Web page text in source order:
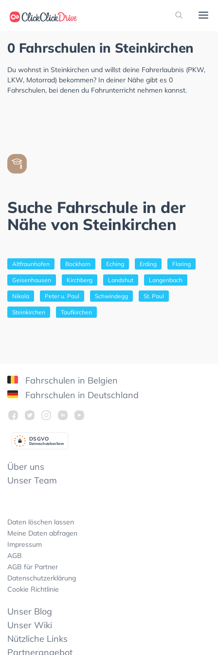
0 Fahrschulen in Steinkirchen
Du wohnst in Steinkirchen und willst deine Fahrerlaubnis (PKW,
LKW, Motorrad) bekommen? In deiner Nähe gibt es 0
Fahrschulen, bei denen du Fahrunterricht nehmen kannst.
Suche Fahrschule in der
Nähe von Steinkirchen
Altfraunhofen Bockhorn Eching Erding Flaring
Geisenhausen Kirchberg Landshut Langenbach
Nikola Peter u. Paul Schwindegg St. Paul
Steinkirchen Taufkirchen
Fahrschulen in Belgien
Fahrschulen in Deutschland
Datenschutzkonform
DSGVO
Über uns
Unser Team
Daten löschen lassen
Meine Daten abfragen
Impressum
AGB
AGB für Partner
Datenschutzerklärung
Cookie Richtlinie
Unser Blog
Unser Wiki
Nützliche Links
Partnerangebot